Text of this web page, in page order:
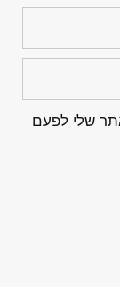
שלי לפעם